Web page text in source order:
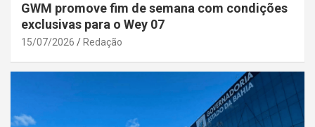
GWM promove fim de semana com condições
exclusivas para o Wey 07
15/07/2026 Redação